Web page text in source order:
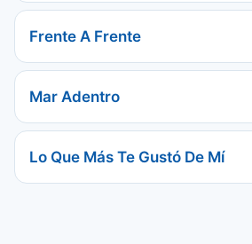
Frente A Frente
Mar Adentro
Lo Que Más Te Gustó De Mí